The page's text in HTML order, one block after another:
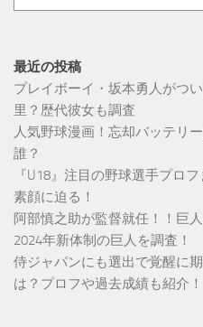
最近の投稿
プレイボーイ・坂本勇人がつ
里？歴代彼女も調査
人気野球漫画！忘却バッテリ
誰？
『U18』注目の野球選手プロ
素顔に迫る！
阿部慎之助が監督就任！！巨
2024年新体制の巨人を調査！
侍ジャパンにも選出で覚醒に
は？プロフや過去成績も紹介！